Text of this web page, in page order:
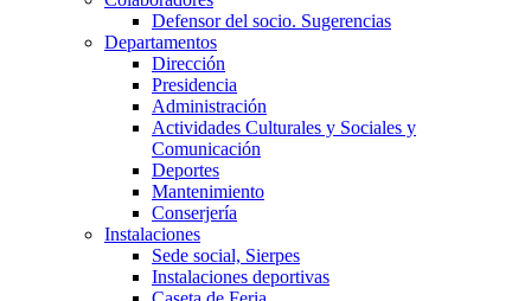
Defensor del socio. Sugerencias
Departamentos
Dirección
Presidencia
Administración
Actividades Culturales y Sociales y
Comunicación
Deportes
Mantenimiento
Conserjería
Instalaciones
Sede social, Sierpes
Instalaciones deportivas